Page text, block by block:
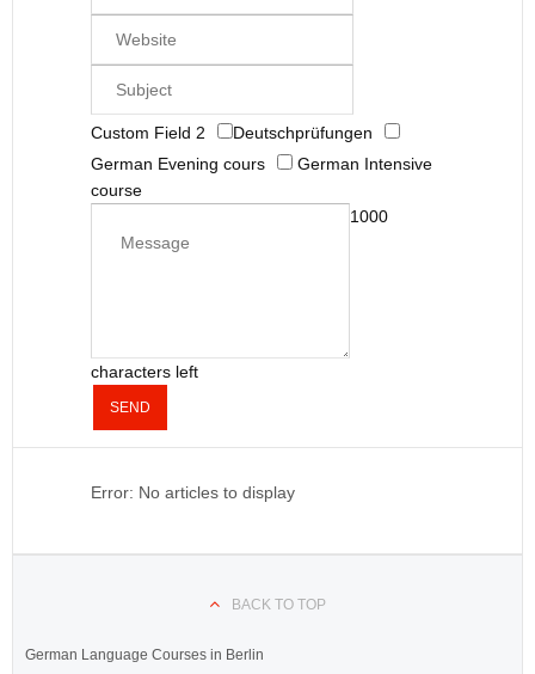
Custom Field 2
Deutschprüfungen
German Evening cours
German Intensive
course
1000
characters left
SEND
Error: No articles to display
BACK TO TOP
German Language Courses in Berlin